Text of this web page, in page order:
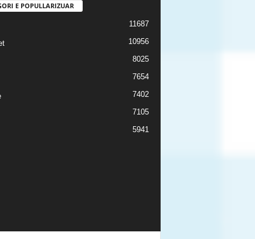
E POPULLARIZUAR
11687
10956
8025
7654
7402
7105
5941